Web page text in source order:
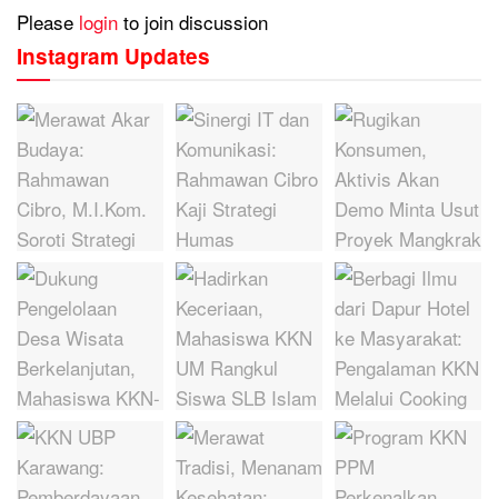
Please login to join discussion
Instagram Updates